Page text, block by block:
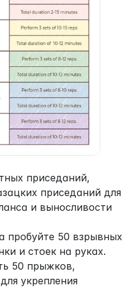
приседаний,
приседаний для
и выносливости
пробуйте 50 взрывных
и стоек на руках.
50 прыжков,
укрепления